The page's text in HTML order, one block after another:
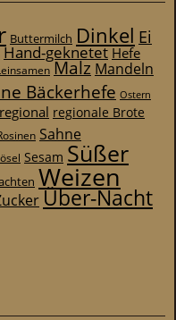
Buttermilch Dinkel Ei
Hand-geknetet Hefe
Malz Mandeln
Bäckerhefe Ostern
regional regionale Brote
Sahne
Sesam Süßer
Weizen
Über-Nacht